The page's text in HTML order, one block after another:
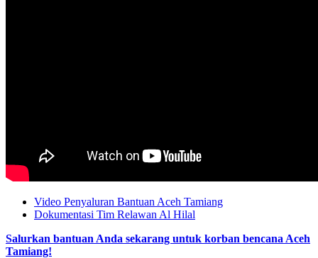
Video Penyaluran Bantuan Aceh Tamiang
Dokumentasi Tim Relawan Al Hilal
Salurkan bantuan Anda sekarang untuk korban bencana Aceh
Tamiang!